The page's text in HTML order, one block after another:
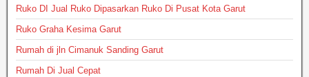
Ruko DI Jual Ruko Dipasarkan Ruko Di Pusat Kota Garut
Ruko Graha Kesima Garut
Rumah di jln Cimanuk Sanding Garut
Rumah Di Jual Cepat